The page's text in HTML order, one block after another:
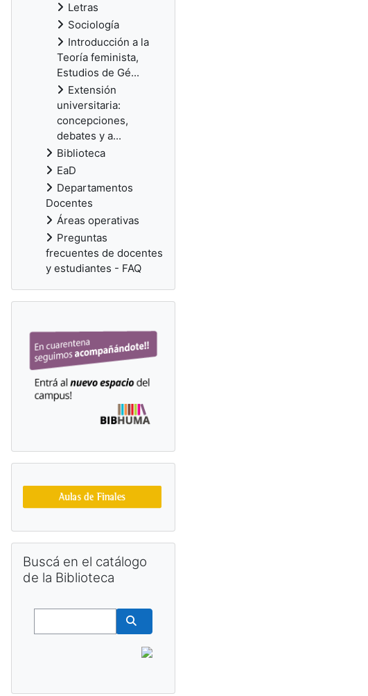
Letras
Sociología
Introducción a la
Teoría feminista,
Estudios de Gé...
Extensión
universitaria:
concepciones,
debates y a...
Biblioteca
EaD
Departamentos
Docentes
Áreas operativas
Preguntas
frecuentes de docentes
y estudiantes - FAQ
Buscá en el catálogo
de la Biblioteca
Buscar
Buscar cursos